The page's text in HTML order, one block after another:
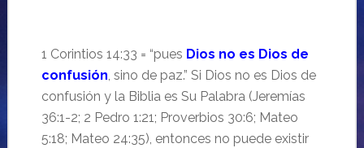
1 Corintios 14:33 = “pues Dios no es Dios de
confusión, sino de paz.” Si Dios no es Dios de
confusión y la Biblia es Su Palabra (Jeremías
36:1-2; 2 Pedro 1:21; Proverbios 30:6; Mateo
5:18; Mateo 24:35), entonces no puede existir